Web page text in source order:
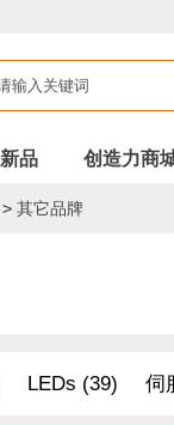
新品 创造力商
> 其它品牌
LEDs (39) 伺